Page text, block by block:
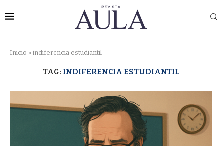
Inicio » indiferencia estudiantil
TAG: INDIFERENCIA ESTUDIANTIL